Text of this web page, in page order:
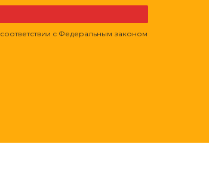
с Федеральным законом